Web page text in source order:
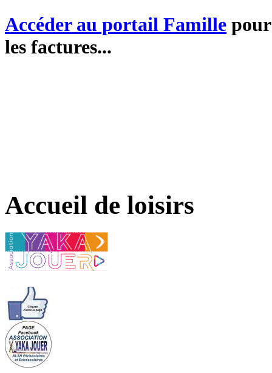
Accéder au portail Famille
les factures...
Accueil de loisirs